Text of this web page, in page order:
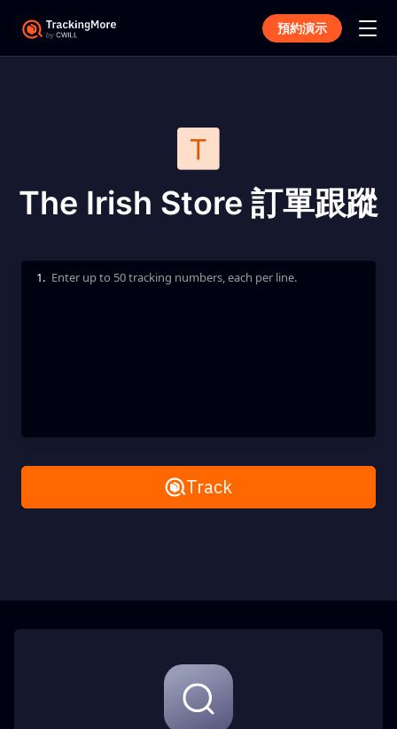
預約演示
The Irish Store 訂單跟蹤
Enter up to 50 tracking numbers, each per line.
1.
Remove AllTrack